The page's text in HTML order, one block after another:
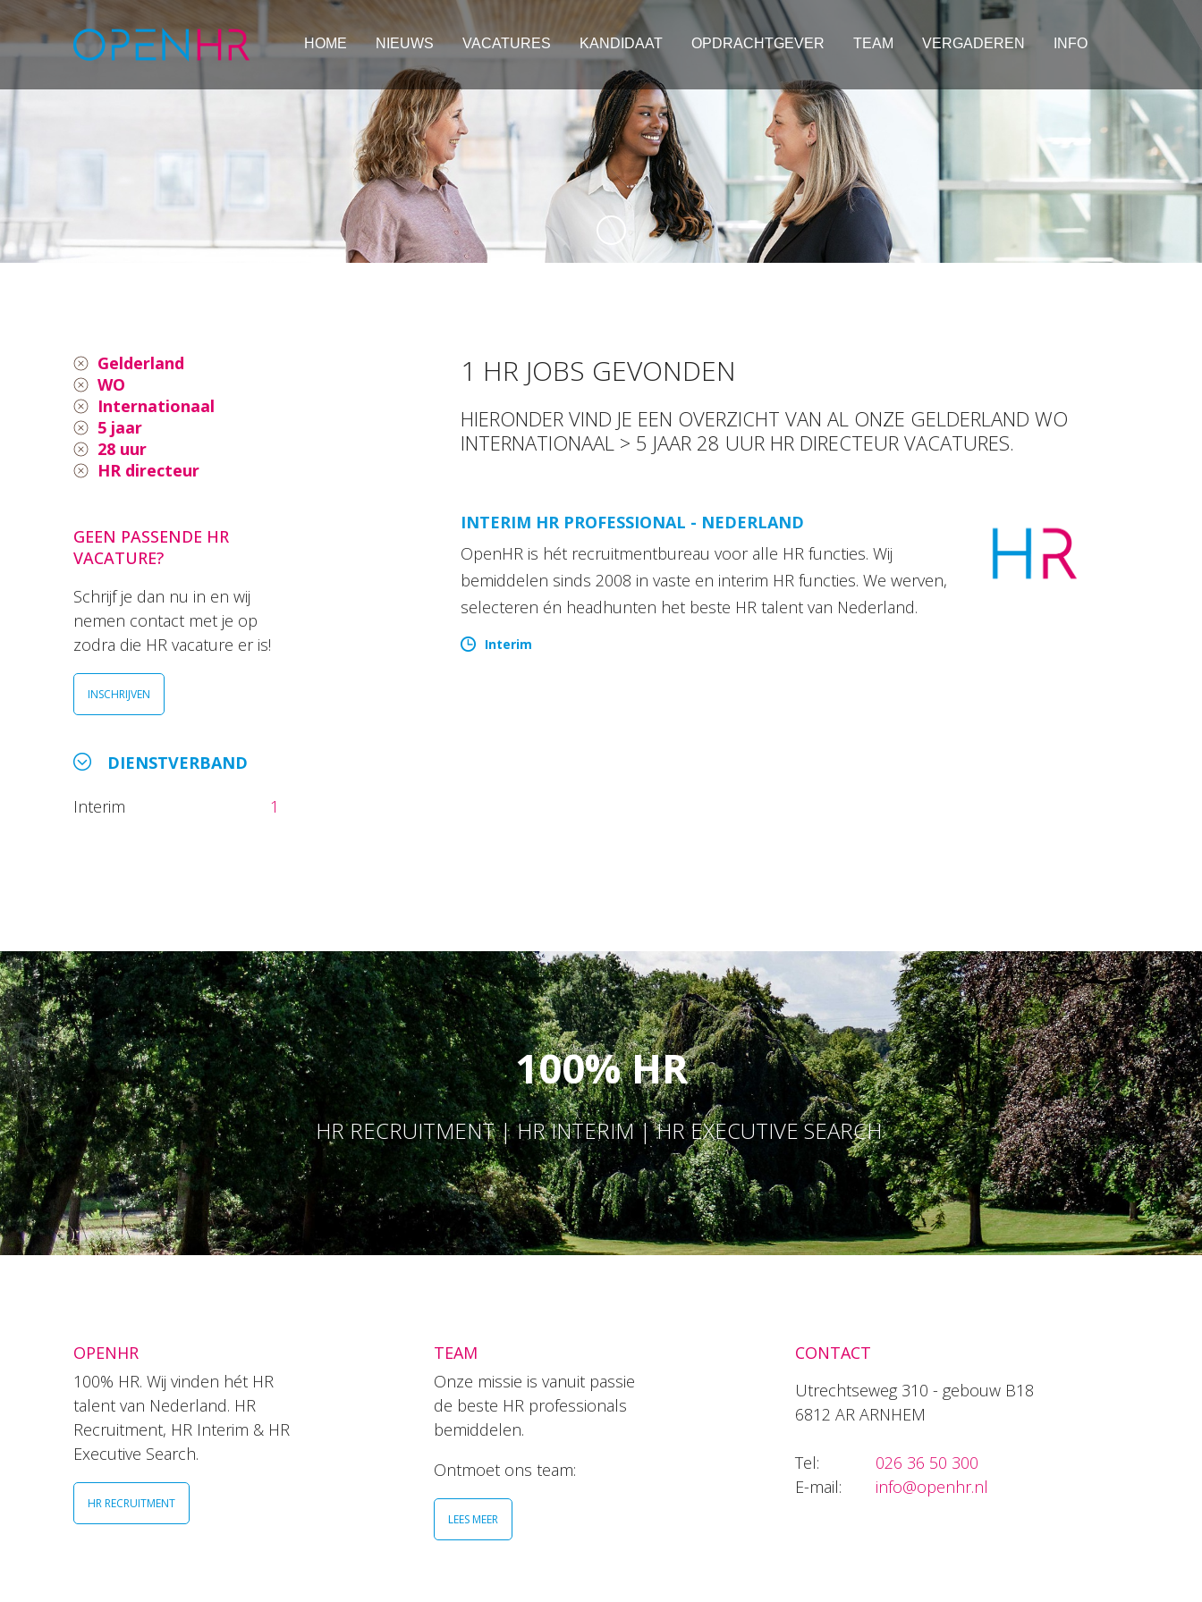
HOME NIEUWS VACATURES KANDIDAAT OPDRACHTGEVER TEAM VERGADEREN INFO
Gelderland
WO
Internationaal
5 jaar
28 uur
HR directeur
GEEN PASSENDE HR
VACATURE?
Schrijf je dan nu in en wij
nemen contact met je op
zodra die HR vacature er is!
INSCHRIJVEN
DIENSTVERBAND
Interim 1
1 HR JOBS GEVONDEN
HIERONDER VIND JE EEN OVERZICHT VAN AL ONZE GELDERLAND WO
INTERNATIONAAL > 5 JAAR 28 UUR HR DIRECTEUR VACATURES.
INTERIM HR PROFESSIONAL - NEDERLAND
OpenHR is hét recruitmentbureau voor alle HR functies. Wij
bemiddelen sinds 2008 in vaste en interim HR functies. We werven,
selecteren én headhunten het beste HR talent van Nederland.
Interim
100% HR
HR RECRUITMENT | HR INTERIM | HR EXECUTIVE SEARCH
OPENHR
100% HR. Wij vinden hét HR
talent van Nederland. HR
Recruitment, HR Interim & HR
Executive Search.
HR RECRUITMENT
TEAM
Onze missie is vanuit passie
de beste HR professionals
bemiddelen.
Ontmoet ons team:
LEES MEER
CONTACT
Utrechtseweg 310 - gebouw B18
6812 AR ARNHEM
Tel:
026 36 50 300
E-mail:
info@openhr.nl